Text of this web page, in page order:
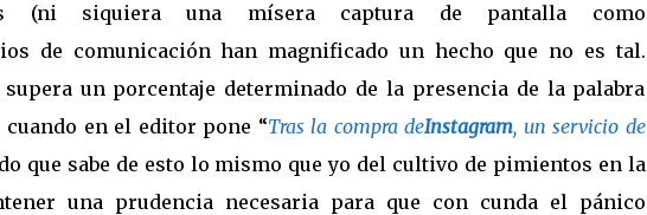
(ni siquiera una mísera captura de pantalla como
de comunicación han magnificado un hecho que no es tal.
un porcentaje determinado de la presencia de la palabra
cuando en el editor pone “Tras la compra deInstagram, un servicio de
que sabe de esto lo mismo que yo del cultivo de pimientos en la
una prudencia necesaria para que con cunda el pánico